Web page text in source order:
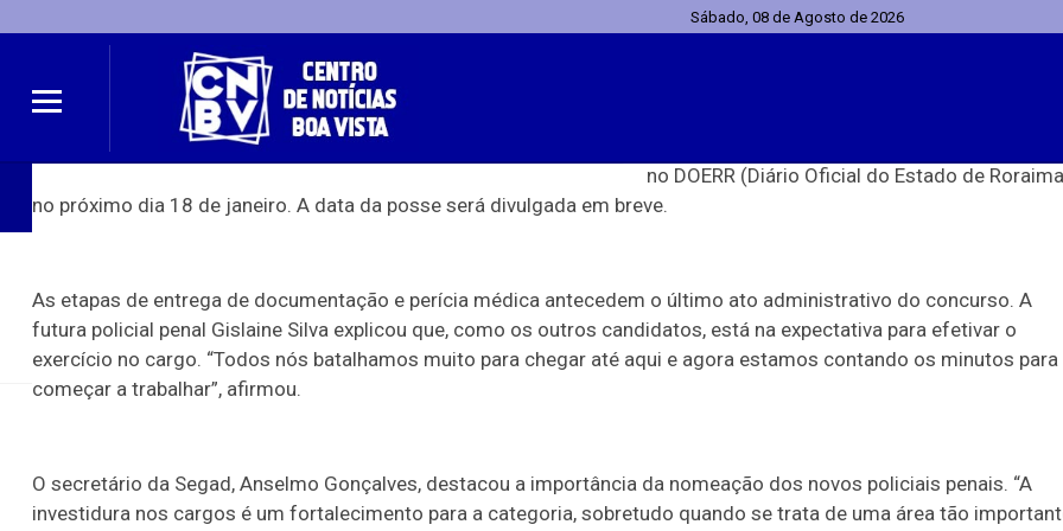
Sábado, 08 de Agosto de 2026
Roraima Justiça Acidentes Geral
Direitos HumanosBoa Vista - RR Boa Vista - RR Tecnologia Tecnologia Tecnologia Direitos Humanos Geral Justiça Arte
POLÍCIA PENAL
Ascom/Segad
no DOERR (Diário Oficial do Estado de
no próximo dia 18 de janeiro. A data da posse será divulgada em breve.
As etapas de entrega de documentação e perícia médica antecedem o último ato administrativo do concurso. A
futura policial penal Gislaine Silva explicou que, como os outros candidatos, está na expectativa para efetivar o
exercício no cargo. “Todos nós batalhamos muito para chegar até aqui e agora estamos contando os minutos para
começar a trabalhar”, afirmou.
O secretário da Segad, Anselmo Gonçalves, destacou a importância da nomeação dos novos policiais penais. “A
investidura nos cargos é um fortalecimento para a categoria, sobretudo quando se trata de uma área tão